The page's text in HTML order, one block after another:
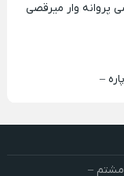
پروانه وار میرقصی
–
مشتم –